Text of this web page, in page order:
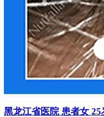
黑龙江省医院 患者女 25